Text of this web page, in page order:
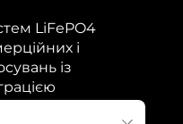
LiFePO4
і
із